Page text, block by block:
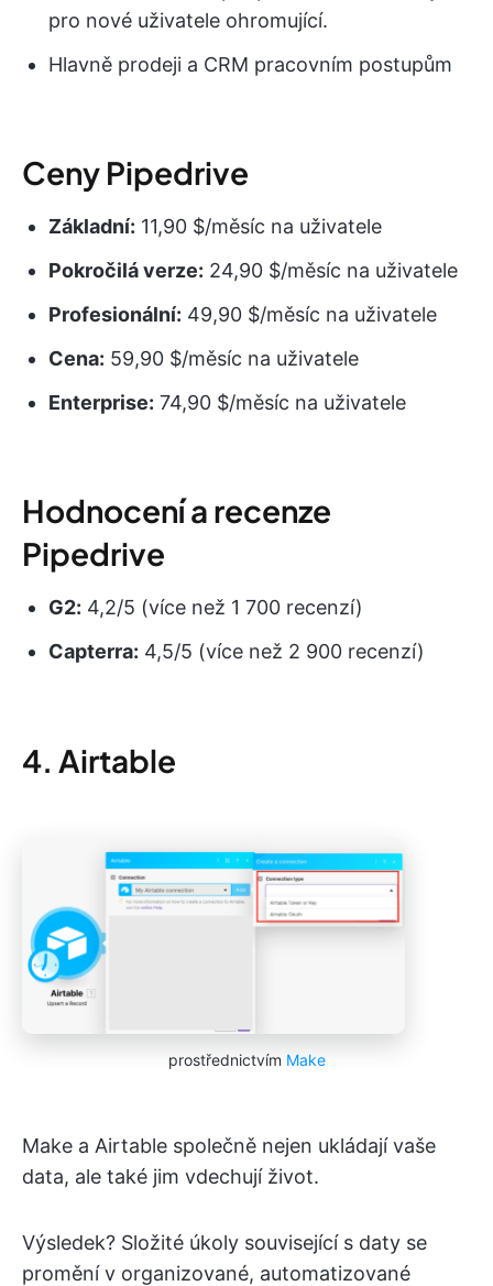
pro nové uživatele ohromující.
Hlavně prodeji a CRM pracovním postupům
Ceny Pipedrive
Základní: 11,90 $/měsíc na uživatele
Pokročilá verze: 24,90 $/měsíc na uživatele
Profesionální: 49,90 $/měsíc na uživatele
Cena: 59,90 $/měsíc na uživatele
Enterprise: 74,90 $/měsíc na uživatele
Hodnocení a recenze
Pipedrive
G2: 4,2/5 (více než 1 700 recenzí)
Capterra: 4,5/5 (více než 2 900 recenzí)
4. Airtable
prostřednictvím Make
Make a Airtable společně nejen ukládají vaše
data, ale také jim vdechují život.
Výsledek? Složité úkoly související s daty se
promění v organizované, automatizované